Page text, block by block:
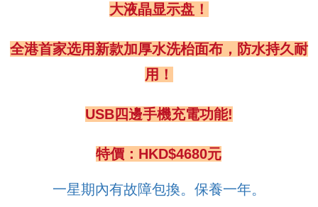
大液晶显示盘！
全港首家选用新款加厚水洗枱面布，防水持久耐
用！
USB四邊手機充電功能!
特價：HKD$4680元
一星期內有故障包換。保養一年。